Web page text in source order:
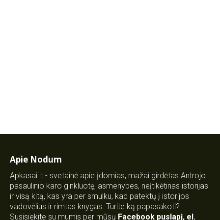
Apie Nodum
Apkasai.lt - svetainė apie įdomias, mažai girdėtas Antrojo
pasaulinio karo ginkluotę, asmenybes, neįtikėtinas istorijas
ir visą kitą, kas yra per smulku, kad patektų į istorijos
vadovėlius ir rimtas knygas. Turite ką papasakoti?
Susisiekite su mumis per mūsų Facebook puslapį, el.